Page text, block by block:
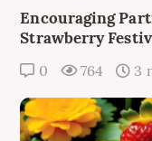
Encouraging
Strawberry
0 764 3